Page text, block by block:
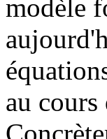
modèle
au